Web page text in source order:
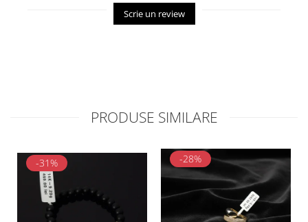
Scrie un review
PRODUSE SIMILARE
-31% -28%